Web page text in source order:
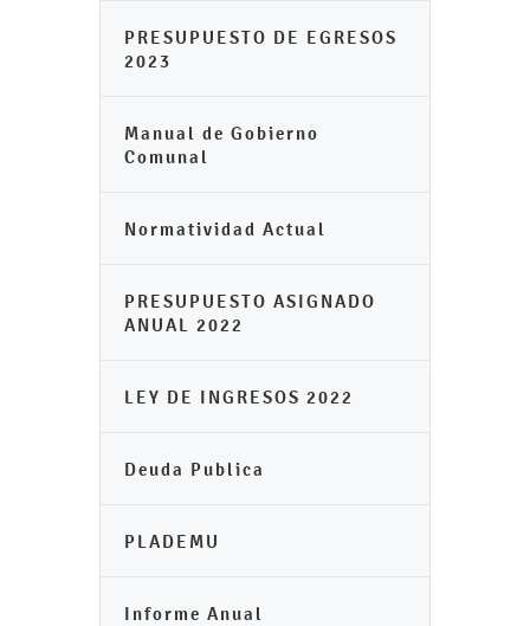
PRESUPUESTO DE EGRESOS
2023
Manual de Gobierno
Comunal
Normatividad Actual
PRESUPUESTO ASIGNADO
ANUAL 2022
LEY DE INGRESOS 2022
Deuda Publica
PLADEMU
Informe Anual